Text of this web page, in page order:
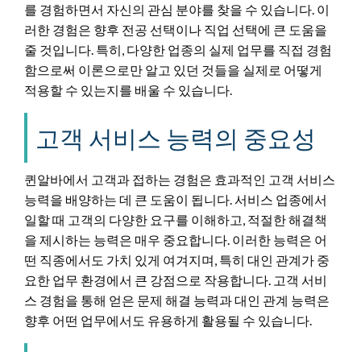
를 경험하면서 자신의 관심 분야를 찾을 수 있습니다. 이
러한 경험은 향후 전공 선택이나 직업 선택에 큰 도움을
줄 것입니다. 특히, 다양한 업종의 실제 업무를 직접 경험
함으로써 이론으로만 알고 있던 것들을 실제로 어떻게
적용할 수 있는지를 배울 수 있습니다.
고객 서비스 능력의 중요성
퀸알바에서 고객과 접하는 경험은 효과적인 고객 서비스
능력을 배양하는 데 큰 도움이 됩니다. 서비스 업종에서
일할 때 고객의 다양한 요구를 이해하고, 적절한 해결책
을 제시하는 능력은 매우 중요합니다. 이러한 능력은 어
떤 직종에서도 가치 있게 여겨지며, 특히 대인 관계가 중
요한 업무 환경에서 큰 강점으로 작용합니다. 고객 서비
스 경험을 통해 얻은 문제 해결 능력과 대인 관계 능력은
향후 어떤 업무에서도 유용하게 활용될 수 있습니다.